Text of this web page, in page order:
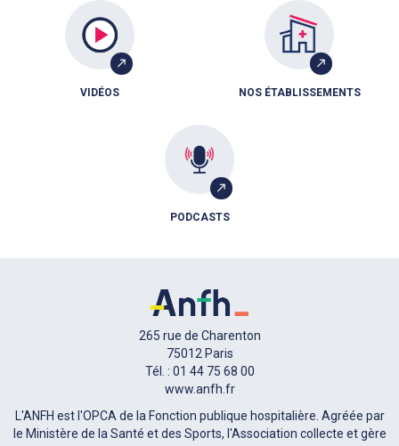
VIDÉOS NOS ÉTABLISSEMENTS
PODCASTS
265 rue de Charenton
75012 Paris
Tél. : 01 44 75 68 00
www.anfh.fr
L'ANFH est l'OPCA de la Fonction publique hospitalière. Agréée par
le Ministère de la Santé et des Sports, l'Association collecte et gère